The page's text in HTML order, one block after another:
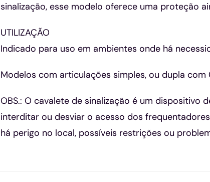
sinalização, esse modelo oferece uma proteção
UTILIZAÇÃO
Indicado para uso em ambientes onde há
Modelos com articulações simples, ou dupla com
OBS.: O cavalete de sinalização é um
interditar ou desviar o acesso dos
há perigo no local, possíveis restrições ou